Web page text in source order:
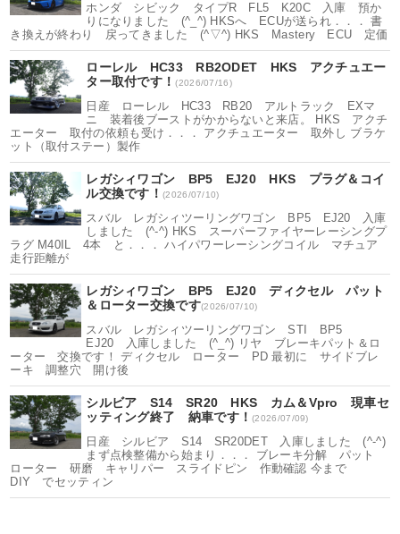
ホンダ シビック タイプR FL5 K20C 入庫 預か
りになりました (^_^) HKSへ ECUが送られ．．． 書
き換えが終わり 戻ってきました (^▽^) HKS Mastery ECU 定価
ローレル HC33 RB2ODET HKS アクチュエー
ター取付です！(2026/07/16)
日産 ローレル HC33 RB20 アルトラック EXマ
ニ 装着後ブーストがかからないと来店。 HKS アクチ
エーター 取付の依頼も受け．．． アクチュエーター 取外し ブラケ
ット（取付ステー）製作
レガシィワゴン BP5 EJ20 HKS プラグ＆コイ
ル交換です！(2026/07/10)
スバル レガシィツーリングワゴン BP5 EJ20 入庫
しました (^-^) HKS スーパーファイヤーレーシングプ
ラグ M40IL 4本 と．．． ハイパワーレーシングコイル マチュア
走行距離が
レガシィワゴン BP5 EJ20 ディクセル パット
＆ローター交換です(2026/07/10)
スバル レガシィツーリングワゴン STI BP5
EJ20 入庫しました (^_^) リヤ ブレーキパット＆ロ
ーター 交換です！ ディクセル ローター PD 最初に サイドブレ
ーキ 調整穴 開け後
シルビア S14 SR20 HKS カム＆Vpro 現車セ
ッティング終了 納車です！(2026/07/09)
日産 シルビア S14 SR20DET 入庫しました (^-^)
まず点検整備から始まり．．． ブレーキ分解 パット
ローター 研磨 キャリパー スライドピン 作動確認 今まで
DIY でセッティン